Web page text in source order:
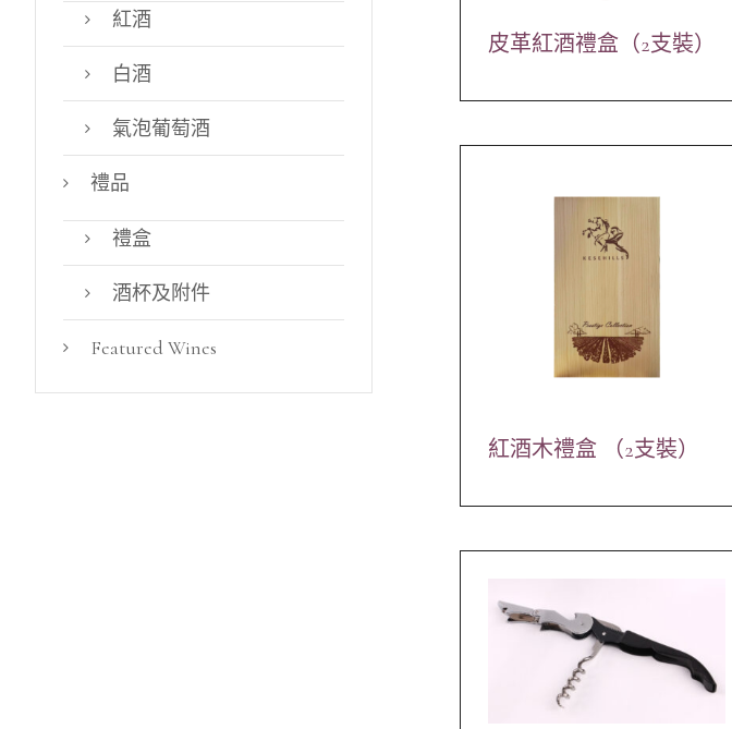
皮革紅酒禮盒（2支裝）
紅酒木禮盒 （2支裝）
紅酒
白酒
氣泡葡萄酒
禮品
禮盒
酒杯及附件
Featured Wines